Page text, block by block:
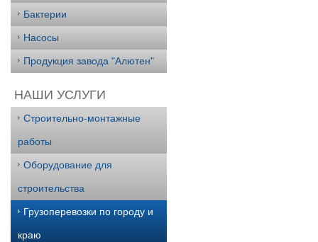
Бактерии
Насосы
Продукция завода "Алютен"
НАШИ УСЛУГИ
Строительно-монтажные
работы
Оборудование для
строительства
Грузоперевозки по городу и
краю